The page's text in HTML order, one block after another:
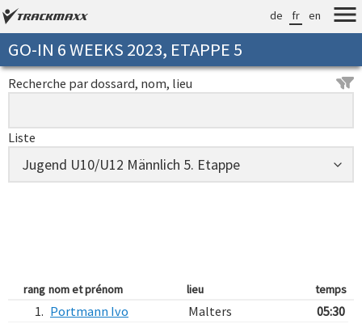
de fr en
GO-IN 6 WEEKS 2023, ETAPPE 5
Recherche par dossard, nom, lieu
Liste
rang nom et prénom lieu temps
1. Portmann Ivo Malters
05:30